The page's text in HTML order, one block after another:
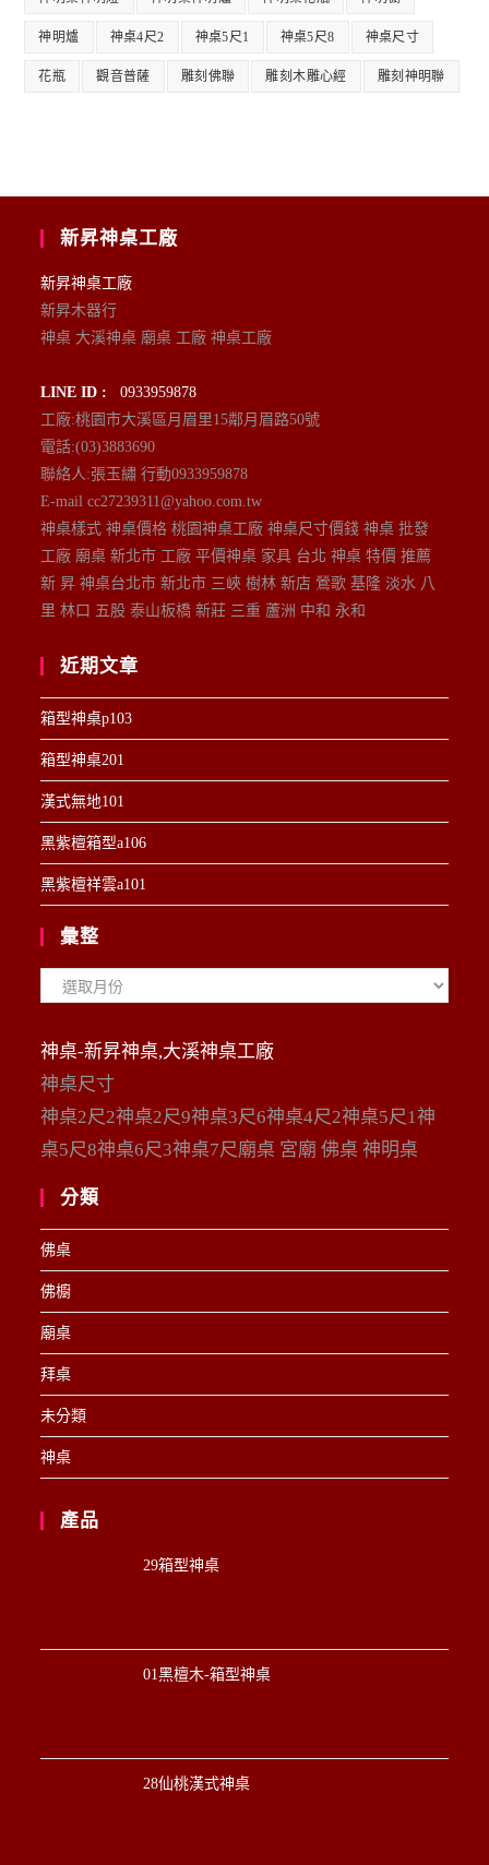
神明爐 神桌4尺2 神桌5尺1 神桌5尺8 神桌尺寸
花瓶 觀音普薩 雕刻佛聯 雕刻木雕心經 雕刻神明聯
新昇神桌工廠
新昇神桌工廠
新昇木器行
神桌 大溪神桌 廟桌 工廠 神桌工廠
LINE ID :
0933959878
工廠:桃園市大溪區月眉里15鄰月眉路50號
電話:(03)3883690
聯絡人:張玉繡 行動0933959878
E-mail cc27239311@yahoo.com.tw
神桌樣式 神桌價格 桃園神桌工廠 神桌尺寸價錢 神桌 批發
工廠 廟桌 新北市 工廠 平價神桌 家具 台北 神桌 特價 推薦
新 昇 神桌台北市 新北市 三峽 樹林 新店 鶯歌 基隆 淡水 八
里 林口 五股 泰山板橋 新莊 三重 蘆洲 中和 永和
近期文章
箱型神桌p103
箱型神桌201
漢式無地101
黑紫檀箱型a106
黑紫檀祥雲a101
彙整
神桌-新昇神桌,大溪神桌工廠
神桌尺寸
神桌2尺2神桌2尺9神桌3尺6神桌4尺2神桌5尺1神
桌5尺8神桌6尺3神桌7尺廟桌 宮廟 佛桌 神明桌
分類
佛桌
佛櫥
廟桌
拜桌
未分類
神桌
產品
29箱型神桌
01黑檀木-箱型神桌
28仙桃漢式神桌